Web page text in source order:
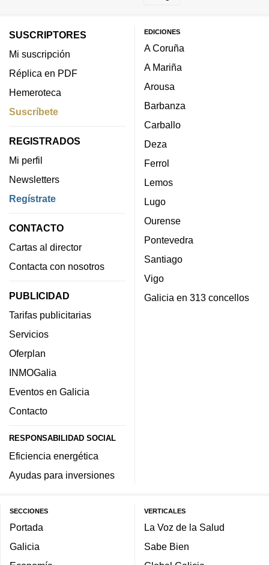
SUSCRIPTORES
Mi suscripción
Réplica en PDF
Hemeroteca
Suscríbete
REGISTRADOS
Mi perfil
Newsletters
Regístrate
CONTACTO
Cartas al director
Contacta con nosotros
PUBLICIDAD
Tarifas publicitarias
Servicios
Oferplan
INMOGalia
Eventos en Galicia
Contacto
RESPONSABILIDAD SOCIAL
Eficiencia energética
Ayudas para inversiones
EDICIONES
A Coruña
A Mariña
Arousa
Barbanza
Carballo
Deza
Ferrol
Lemos
Lugo
Ourense
Pontevedra
Santiago
Vigo
Galicia en 313 concellos
SECCIONES
Portada
Galicia
VERTICALES
La Voz de la Salud
Sabe Bien